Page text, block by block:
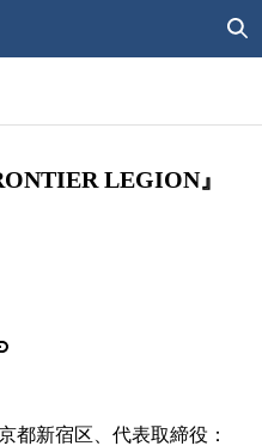
LEGION』
都新宿区、代表取締役：